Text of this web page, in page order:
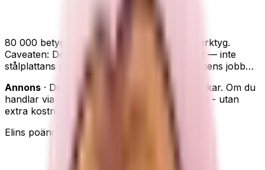
TYMO RING uträtningsborste
80 000 betyg — Amazons mest köpta hårverktyg.
Caveaten: Den ger NATURLIGT rakt/utslätat — inte
stålplattans poker-raka finish (det är plattångens jobb…
Annons · Den här sidan innehåller reklamlänkar. Om du
handlar via våra länkar kan vi få en provision - utan
extra kostnad för dig.
Elins poäng
Elins poäng